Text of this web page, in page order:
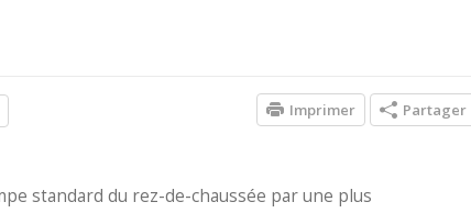
Partager
Imprimer
standard du rez-de-chaussée par une plus